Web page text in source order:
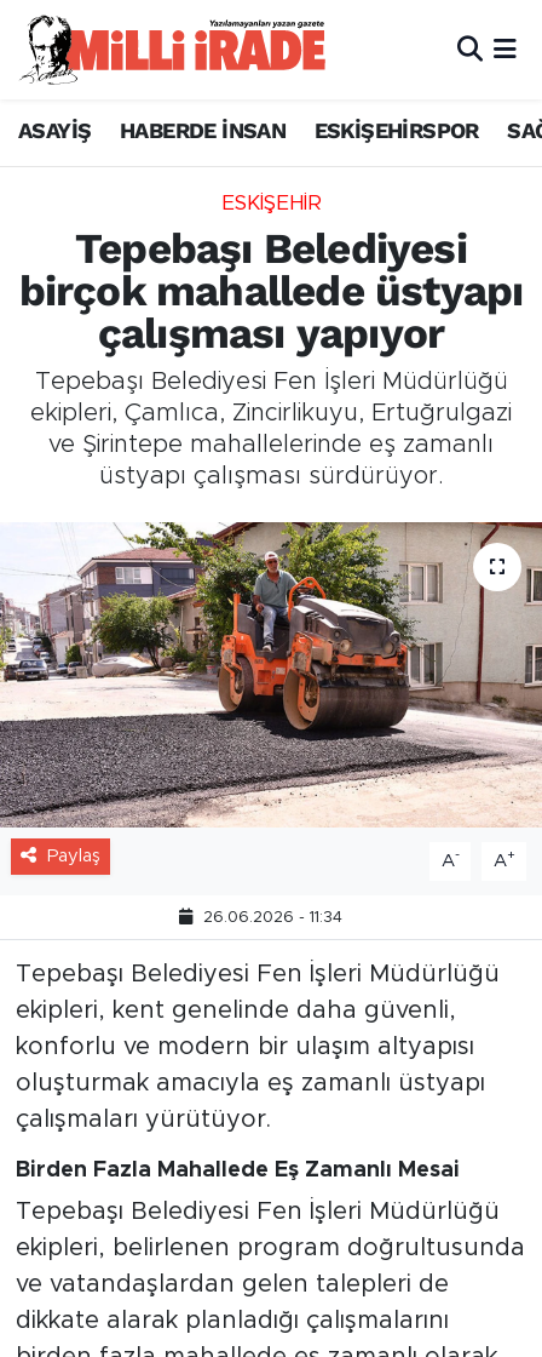
ASAYİŞ HABERDE İNSAN ESKİŞEHİRSPOR
ESKİŞEHİR
Tepebaşı Belediyesi
birçok mahallede üstyapı
çalışması yapıyor
Tepebaşı Belediyesi Fen İşleri Müdürlüğü
ekipleri, Çamlıca, Zincirlikuyu, Ertuğrulgazi
ve Şirintepe mahallelerinde eş zamanlı
üstyapı çalışması sürdürüyor.
Paylaş A- A+
26.06.2026 - 11:34
Tepebaşı Belediyesi Fen İşleri Müdürlüğü
ekipleri, kent genelinde daha güvenli,
konforlu ve modern bir ulaşım altyapısı
oluşturmak amacıyla eş zamanlı üstyapı
çalışmaları yürütüyor.
Birden Fazla Mahallede Eş Zamanlı Mesai
Tepebaşı Belediyesi Fen İşleri Müdürlüğü
ekipleri, belirlenen program doğrultusunda
ve vatandaşlardan gelen talepleri de
dikkate alarak planladığı çalışmalarını